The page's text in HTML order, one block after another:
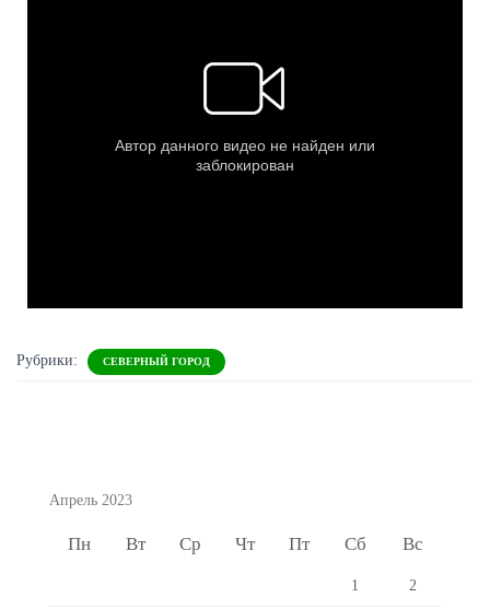
Рубрики: СЕВЕРНЫЙ ГОРОД
Апрель 2023
Пн Вт Ср Чт Пт Сб Вс
1 2